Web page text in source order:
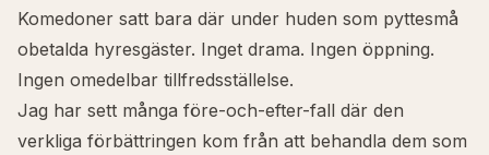
Komedoner satt bara där under huden som pyttesmå
obetalda hyresgäster. Inget drama. Ingen öppning.
Ingen omedelbar tillfredsställelse.
Jag har sett många före-och-efter-fall där den
verkliga förbättringen kom från att behandla dem som